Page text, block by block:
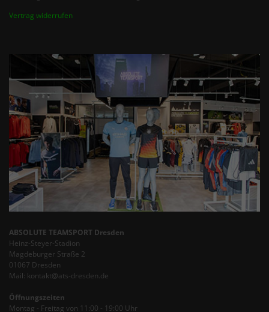
Vertrag widerrufen
ABSOLUTE TEAMSPORT Dresden
Heinz-Steyer-Stadion
Magdeburger Straße 2
01067 Dresden
Mail: kontakt@ats-dresden.de
Öffnungszeiten
Montag - Freitag von 11:00 - 19:00 Uhr